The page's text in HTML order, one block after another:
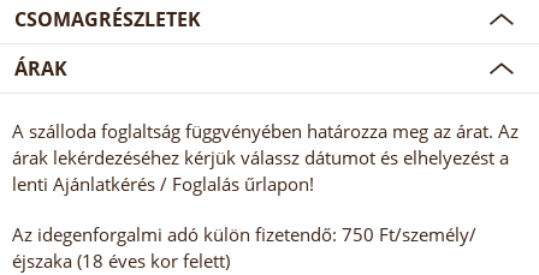
CSOMAGRÉSZLETEK
ÁRAK
A szálloda foglaltság függvényében határozza meg az árat. Az
árak lekérdezéséhez kérjük válassz dátumot és elhelyezést a
lenti Ajánlatkérés / Foglalás űrlapon!
Az idegenforgalmi adó külön fizetendő: 750 Ft/személy/
éjszaka (18 éves kor felett)